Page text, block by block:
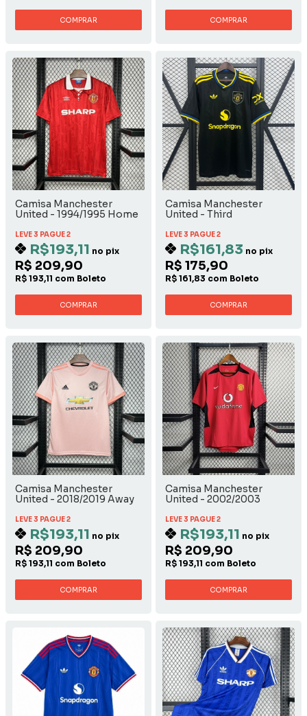
COMPRAR COMPRAR
Camisa Manchester
United - 1994/1995 Home
LEVE 3 PAGUE 2
R$193,11 no pix
R$ 209,90
R$ 193,11 com Boleto
COMPRAR
Camisa Manchester
United - Third
LEVE 3 PAGUE 2
R$161,83 no pix
R$ 175,90
R$ 161,83 com Boleto
COMPRAR
Camisa Manchester
United - 2018/2019 Away
LEVE 3 PAGUE 2
R$193,11 no pix
R$ 209,90
R$ 193,11 com Boleto
COMPRAR
Camisa Manchester
United - 2002/2003
LEVE 3 PAGUE 2
R$193,11 no pix
R$ 209,90
R$ 193,11 com Boleto
COMPRAR